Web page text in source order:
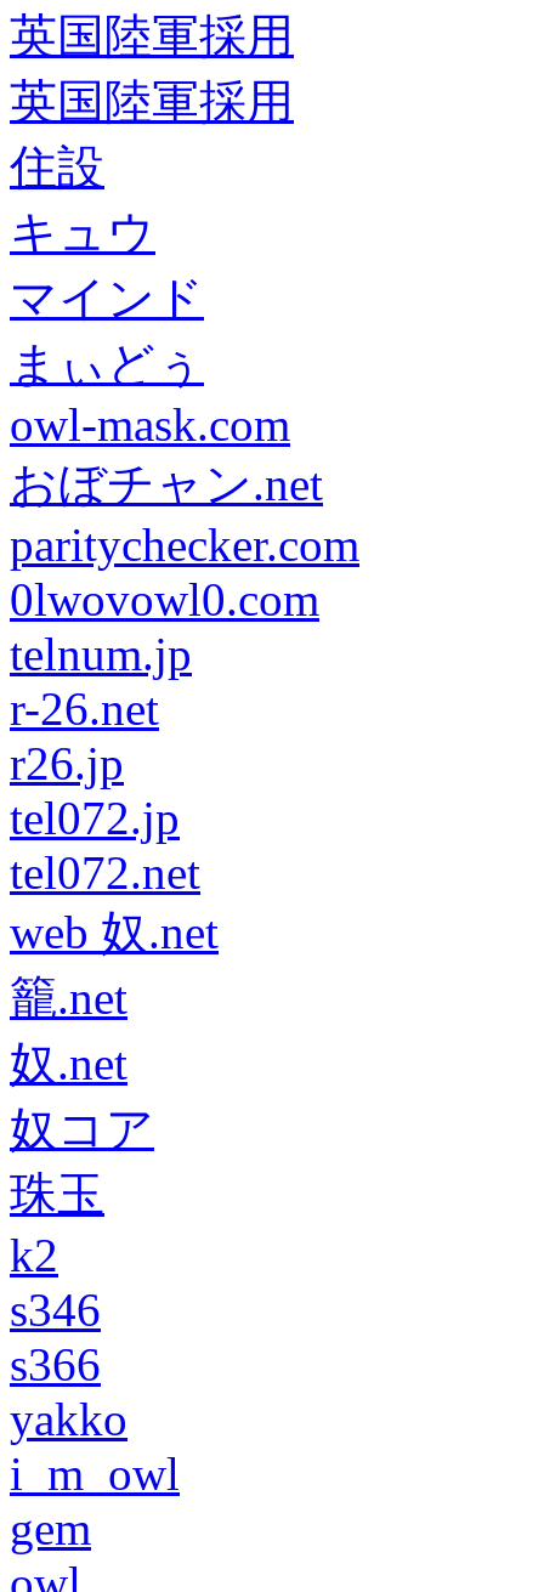
英国陸軍採用
英国陸軍採用
住設
キュウ
マインド
まぃどぅ
owl-mask.com
おぼチャン.net
paritychecker.com
0lwovowl0.com
telnum.jp
r-26.net
r26.jp
tel072.jp
tel072.net
web 奴.net
籠.net
奴.net
奴コア
珠玉
k2
s346
s366
yakko
i_m_owl
gem